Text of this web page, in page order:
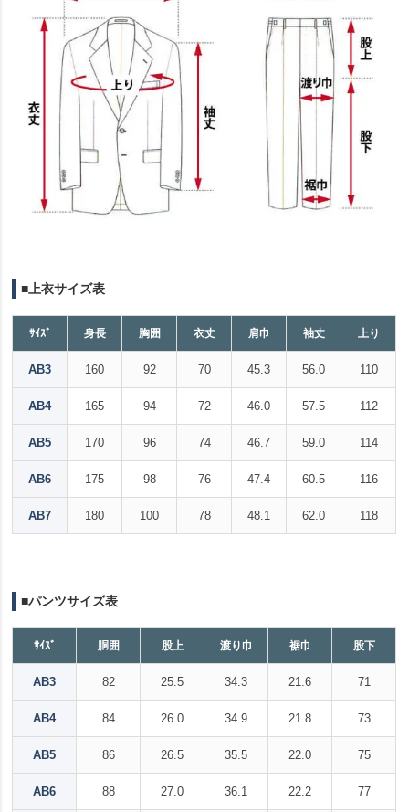
■上衣サイズ表
ｻｲｽﾞ 身長 胸囲 衣丈 肩巾 袖丈 上り
AB3 160 92 70 45.3 56.0 110
AB4 165 94 72 46.0 57.5 112
AB5 170 96 74 46.7 59.0 114
AB6 175 98 76 47.4 60.5 116
AB7 180 100 78 48.1 62.0 118
■パンツサイズ表
ｻｲｽﾞ 胴囲 股上 渡り巾 裾巾 股下
AB3 82 25.5 34.3 21.6 71
AB4 84 26.0 34.9 21.8 73
AB5 86 26.5 35.5 22.0 75
AB6 88 27.0 36.1 22.2 77